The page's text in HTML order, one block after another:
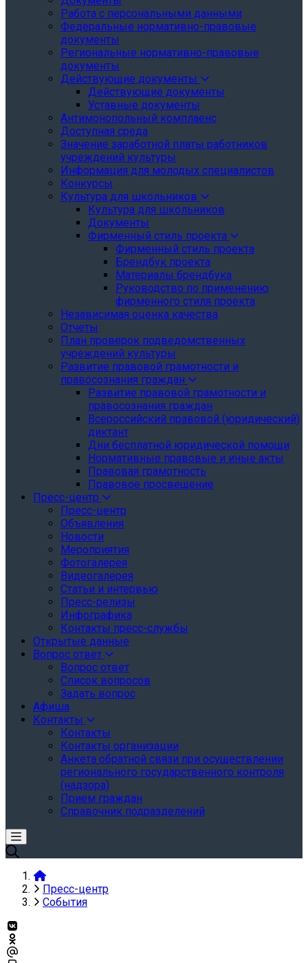
Работа с персональными данными
Федеральные нормативно-правовые
документы
Региональные нормативно-правовые
документы
Действующие документы
Действующие документы
Уставные документы
Антимонопольный комплаенс
Доступная среда
Значение заработной платы работников
учреждений культуры
Информация для молодых специалистов
Конкурсы
Культура для школьников
Культура для школьников
Документы
Фирменный стиль проекта
Фирменный стиль проекта
Брендбук проекта
Материалы брендбука
Руководство по применению
фирменного стиля проекта
Независимая оценка качества
Отчеты
План проверок подведомственных
учреждений культуры
Развитие правовой грамотности и
правосознания граждан
Развитие правовой грамотности и
правосознания граждан
Всероссийский правовой (юридический)
диктант
Дни бесплатной юридической помощи
Нормативные правовые и иные акты
Правовая грамотность
Правовое просвещение
Пресс-центр
Пресс-центр
Объявления
Новости
Мероприятия
Фотогалерея
Видеогалерея
Статьи и интервью
Пресс-релизы
Инфографика
Контакты пресс-службы
Открытые данные
Вопрос ответ
Вопрос ответ
Список вопросов
Задать вопрос
Афиша
Контакты
Контакты
Контакты организации
Анкета обратной связи при осуществлении
регионального государственного контроля
(надзора)
Прием граждан
Справочник подразделений
Пресс-центр
События